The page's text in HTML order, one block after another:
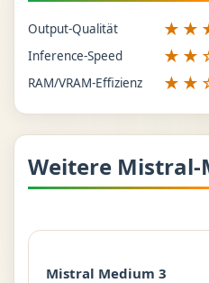
Output-Qualität
Inference-Speed
RAM/VRAM-Effizienz
Weitere Mistral-
Mistral Medium 3